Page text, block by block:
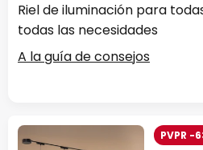
Riel de iluminación para
todas las necesidades
A la guía de consejos
PVPR -